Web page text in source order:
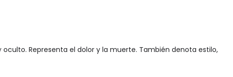
oculto. Representa el dolor y la muerte. También denota estilo,